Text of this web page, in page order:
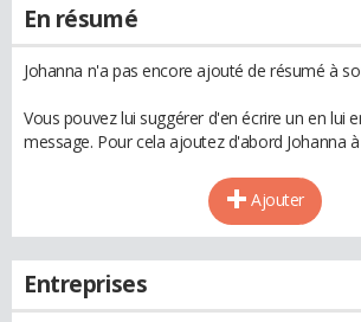
En résumé
Johanna n'a pas encore ajouté de résumé à
Vous pouvez lui suggérer d'en écrire un en lui
message. Pour cela ajoutez d'abord Johanna
Ajouter
Entreprises